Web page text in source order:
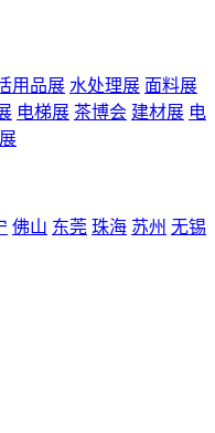
用品展 水处理展 面料展
电梯展 茶博会 建材展 电
佛山 东莞 珠海 苏州 无锡